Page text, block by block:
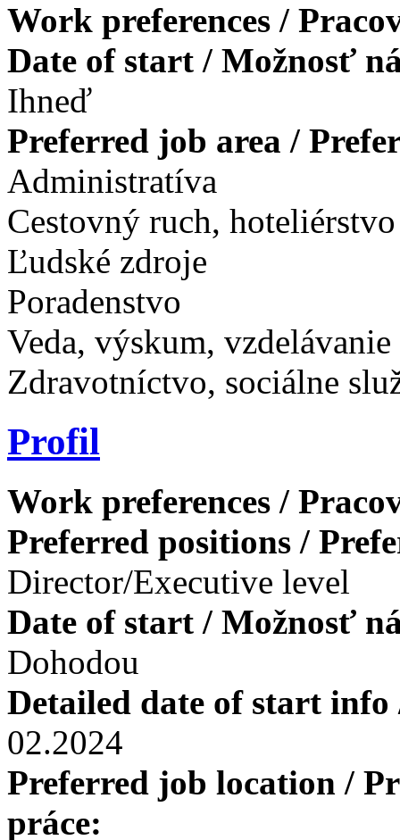
Work preferences /
Date of start / Možnosť
Ihneď
Preferred job area /
Administratíva
Cestovný ruch, hoteliérstvo
Ľudské zdroje
Poradenstvo
Veda, výskum, vzdelávanie
Zdravotníctvo, sociálne
Profil
Work preferences /
Preferred positions /
Director/Executive level
Date of start / Možnosť
Dohodou
Detailed date of start
02.2024
Preferred job location /
práce: